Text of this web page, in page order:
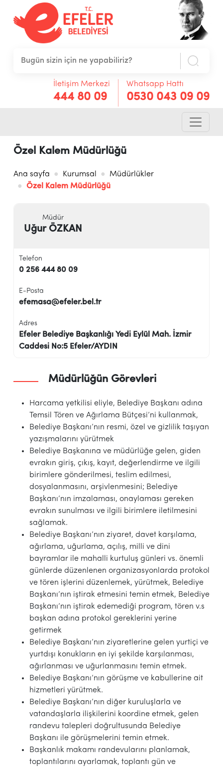
İletişim Merkezi
444 80 09
Whatsapp Hattı
0530 043 09 09
Özel Kalem Müdürlüğü
Ana sayfa Kurumsal
Müdürlükler
Özel Kalem Müdürlüğü
Müdür
Uğur ÖZKAN
Telefon
0 256 444 80 09
E-Posta
efemasa@efeler.bel.tr
Adres
Efeler Belediye Başkanlığı Yedi Eylül Mah. İzmir
Caddesi No:5 Efeler/AYDIN
Müdürlüğün Görevleri
Harcama yetkilisi eliyle, Belediye Başkanı adına
Temsil Tören ve Ağırlama Bütçesi’ni kullanmak,
Belediye Başkanı’nın resmi, özel ve gizlilik taşıyan
yazışmalarını yürütmek
Belediye Başkanına ve müdürlüğe gelen, giden
evrakın giriş, çıkış, kayıt, değerlendirme ve ilgili
birimlere gönderilmesi, teslim edilmesi,
dosyalanmasını, arşivlenmesini; Belediye
Başkanı’nın imzalaması, onaylaması gereken
evrakın sunulması ve ilgili birimlere iletilmesini
sağlamak.
Belediye Başkanı’nın ziyaret, davet karşılama,
ağırlama, uğurlama, açılış, milli ve dini
bayramlar ile mahalli kurtuluş günleri vs. önemli
günlerde düzenlenen organizasyonlarda protokol
ve tören işlerini düzenlemek, yürütmek, Belediye
Başkanı’nın iştirak etmesini temin etmek, Belediye
Başkanı’nın iştirak edemediği program, tören v.s
başkan adına protokol gereklerini yerine
getirmek
Belediye Başkanı’nın ziyaretlerine gelen yurtiçi ve
yurtdışı konukların en iyi şekilde karşılanması,
ağırlanması ve uğurlanmasını temin etmek.
Belediye Başkanı’nın görüşme ve kabullerine ait
hizmetleri yürütmek.
Belediye Başkanı’nın diğer kuruluşlarla ve
vatandaşlarla ilişkilerini koordine etmek, gelen
randevu talepleri doğrultusunda Belediye
Başkanı ile görüşmelerini temin etmek.
Başkanlık makamı randevularını planlamak,
toplantılarını ayarlamak, toplantı gün ve